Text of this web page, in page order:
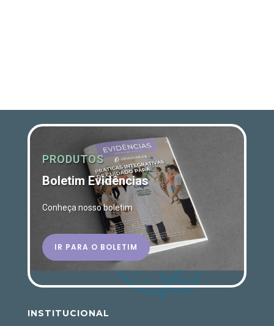
PRODUTOS
Boletim Evidências
Conheça nosso boletim
IR PARA O BOLETIM
INSTITUCIONAL